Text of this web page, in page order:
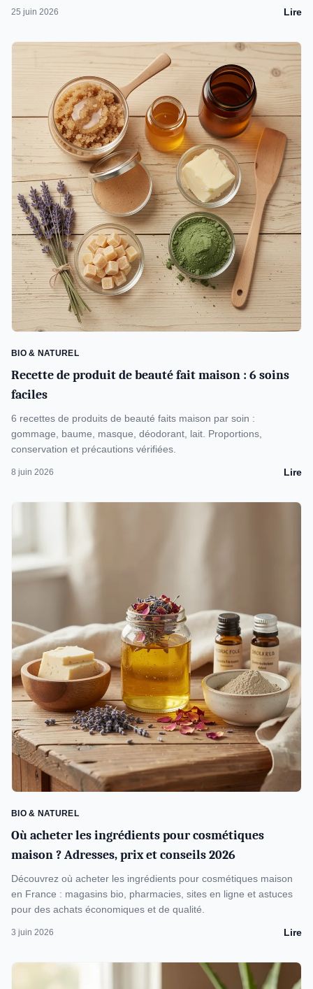
25 juin 2026 Lire
BIO & NATUREL
Recette de produit de beauté fait maison : 6 soins
faciles
6 recettes de produits de beauté faits maison par soin :
gommage, baume, masque, déodorant, lait. Proportions,
conservation et précautions vérifiées.
8 juin 2026 Lire
BIO & NATUREL
Où acheter les ingrédients pour cosmétiques
maison ? Adresses, prix et conseils 2026
Découvrez où acheter les ingrédients pour cosmétiques maison
en France : magasins bio, pharmacies, sites en ligne et astuces
pour des achats économiques et de qualité.
3 juin 2026 Lire